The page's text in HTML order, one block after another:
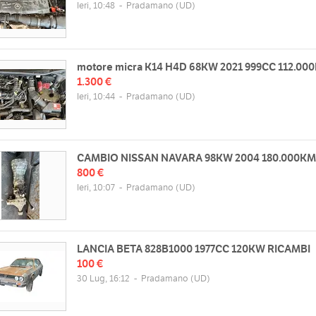
100, 33040 Pradamano
Mappa
frate.it
Orari
Mar
Gio
Ven
Dom
Ieri, 10:48 - Pradamano (UD)
motore micra K14 H4D 68KW 2021 999CC
1.300 €
Ieri, 10:44 - Pradamano (UD)
CAMBIO NISSAN NAVARA 98KW 2004 180.000KM
800 €
Ieri, 10:07 - Pradamano (UD)
LANCIA BETA 828B1000 1977CC 120KW RICAMBI
100 €
30 Lug, 16:12 - Pradamano (UD)